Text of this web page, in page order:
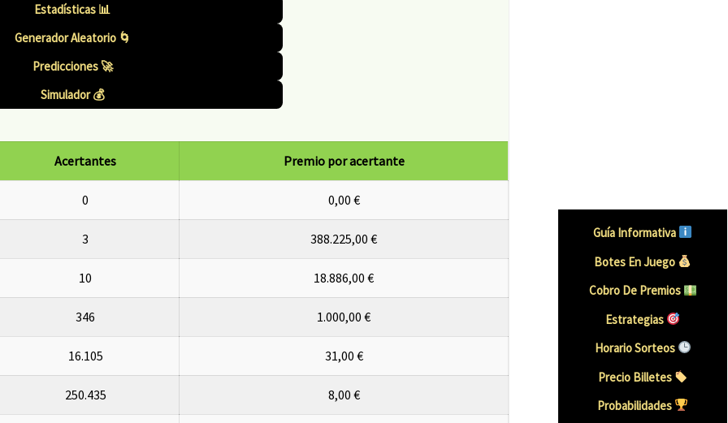
Estadísticas 📊
Generador Aleatorio 🌀
Predicciones 🚀
Simulador 💰
Acertantes Premio por acertante
0 0,00 €
3 388.225,00 €
10 18.886,00 €
346 1.000,00 €
16.105 31,00 €
250.435 8,00 €
Guía Informativa
Botes En Juego
Cobro De Premios
Estrategias
Horario Sorteos
Precio Billetes
Probabilidades